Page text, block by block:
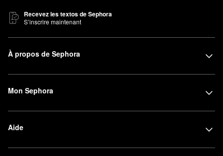
Recevez les textos de Sephora
S’inscrire maintenant
À propos de Sephora
Mon Sephora
Aide